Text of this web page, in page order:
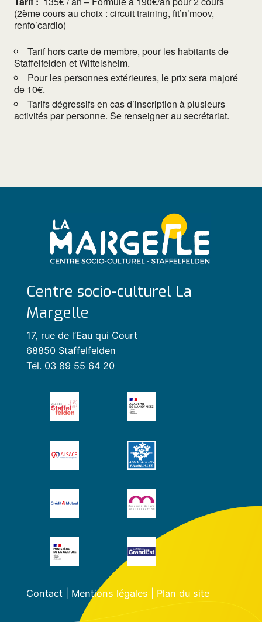
(2ème cours au choix : circuit training, fit’n’moov,
renfo’cardio)
Tarif hors carte de membre, pour les habitants de
Staffelfelden et Wittelsheim.
Pour les personnes extérieures, le prix sera majoré
de 10€.
Tarifs dégressifs en cas d’inscription à plusieurs
activités par personne. Se renseigner au secrétariat.
Centre socio-culturel La
Margelle
17, rue de l’Eau qui Court
68850 Staffelfelden
Tél. 03 89 55 64 20
Contact| Mentions légales Plan du site